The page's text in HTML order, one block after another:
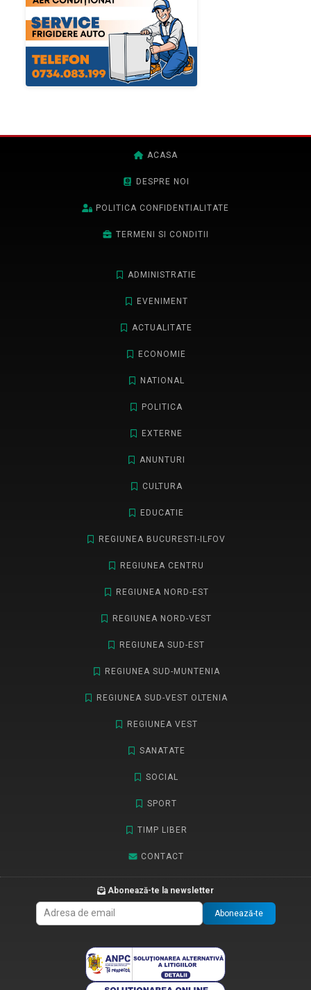
ACASA
DESPRE NOI
POLITICA CONFIDENTIALITATE
TERMENI SI CONDITII
ADMINISTRATIE
EVENIMENT
ACTUALITATE
ECONOMIE
NATIONAL
POLITICA
EXTERNE
ANUNTURI
CULTURA
EDUCATIE
REGIUNEA BUCURESTI-ILFOV
REGIUNEA CENTRU
REGIUNEA NORD-EST
REGIUNEA NORD-VEST
REGIUNEA SUD-EST
REGIUNEA SUD-MUNTENIA
REGIUNEA SUD-VEST OLTENIA
REGIUNEA VEST
SANATATE
SOCIAL
SPORT
TIMP LIBER
CONTACT
Abonează-te la newsletter
Abonează-te